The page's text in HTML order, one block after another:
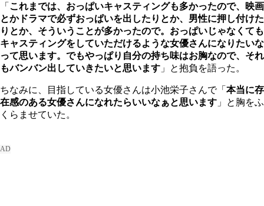
「 これまでは、おっぱいキャスティングも多かったので、映画
とかドラマで必ずおっぱいを出したりとか、男性に押し付けた
りとか、そういうことが多かったので。おっぱいじゃなくても
キャスティングをしていただけるような女優さんになりたいな
って思います。でもやっぱり自分の持ち味はお胸なので、それ
もバンバン出していきたいと思います 」と抱負を語った。
ちなみに、目指している女優さんは小池栄子さんで「 本当に存
在感のある女優さんになれたらいいなぁと思います 」と胸をふ
くらませていた。